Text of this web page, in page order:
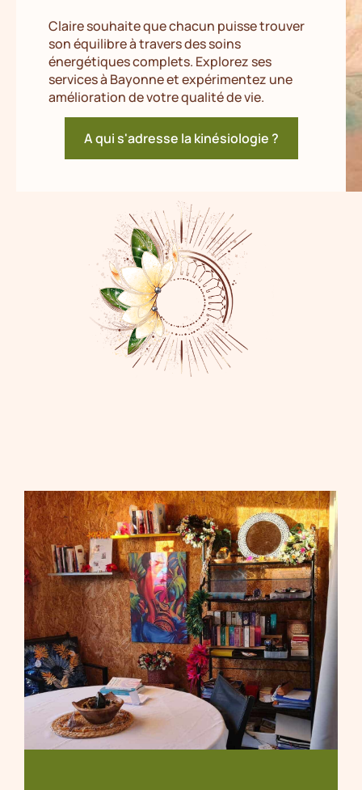
Claire souhaite que chacun puisse trouver
son équilibre à travers des soins
énergétiques complets. Explorez ses
services à Bayonne et expérimentez une
amélioration de votre qualité de vie.
A qui s'adresse la kinésiologie ?